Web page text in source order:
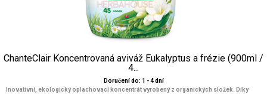
ChanteClair Koncentrovaná aviváž Eukalyptus a frézie (900ml /
4...
Doručení do: 1 - 4 dní
Inovativní, ekologický oplachovací koncentrát vyrobený z organických složek. Díky